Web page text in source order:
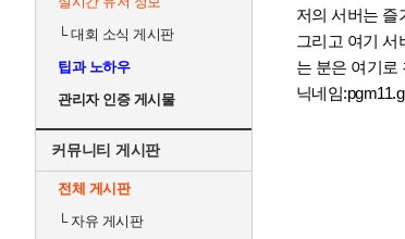
└대회 소식 게시판
팁과 노하우
관리자 인증 게시물
커뮤니티 게시판
전체 게시판
└자유 게시판
저의 서버는 즐
그리고 여기
는 분은 여기로
닉네임:pgm11.g